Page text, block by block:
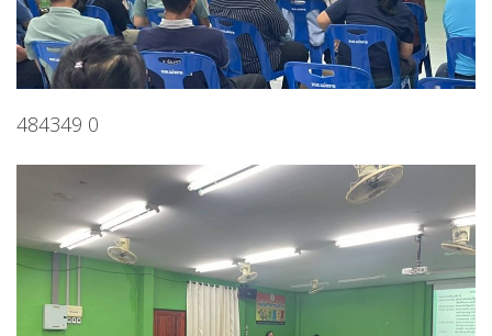
484349 0